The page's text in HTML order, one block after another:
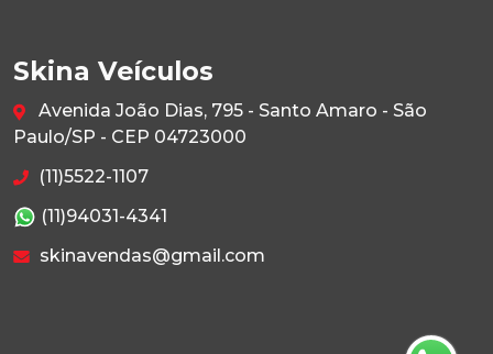
Skina Veículos
Avenida João Dias, 795 - Santo Amaro - São
Paulo/SP - CEP 04723000
(11)5522-1107
(11)94031-4341
skinavendas@gmail.com